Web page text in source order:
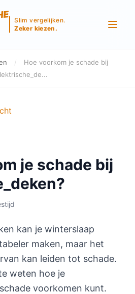
Slim vergelijken.
Zeker kiezen.
/
Hoe voorkom je schade bij
je schade bij
kan je winterslaap
maken, maar het
kan leiden tot schade.
weten hoe je
voorkomen kunt.